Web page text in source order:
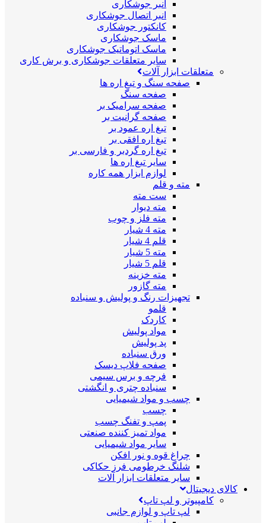
انبر جوشکاری
انبر اتصال جوشکاری
کانکتور جوشکاری
ماسک جوشکاری
ماسک اتوماتیک جوشکاری
سایر متعلقات جوشکاری و برش کاری
متعلقات ابزار آلات
صفحه سنگ و تیغ اره ها
صفحه سنگ
صفحه سرامیک بر
صفحه گرانیت بر
تیغ اره عمود بر
تیغ اره افقی بر
تیغ اره گردبر و فارسی بر
سایر تیغ اره ها
لوازم ابزار همه کاره
مته و قلم
ست مته
مته دیوار
مته فلز و چوب
مته 4 شیار
قلم 4 شیار
مته 5 شیار
قلم 5 شیار
مته خزینه
مته گازور
تجهیزات رنگ و پولیش و سنباده
قلمو
کاردک
مواد پولیش
پد پولیش
ورق سنباده
صفحه فلاپ دیسک
فرچه و برس سیمی
سنباده چتری و انگشتی
چسب و مواد شیمیایی
چسب
پمپ و تفنگ چسب
مواد تمیز کننده صنعتی
سایر مواد شیمیایی
چراغ قوه و نور افکن
شلنگ خرطومی فرز حکاکی
سایر متعلقات ابزار آلات
کالای دیجیتال
کامپیوتر و لپ تاپ
لپ تاپ و لوازم جانبی